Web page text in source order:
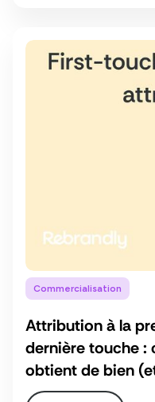
Commercialisation
Attribution à la
dernière touche :
obtient de bien